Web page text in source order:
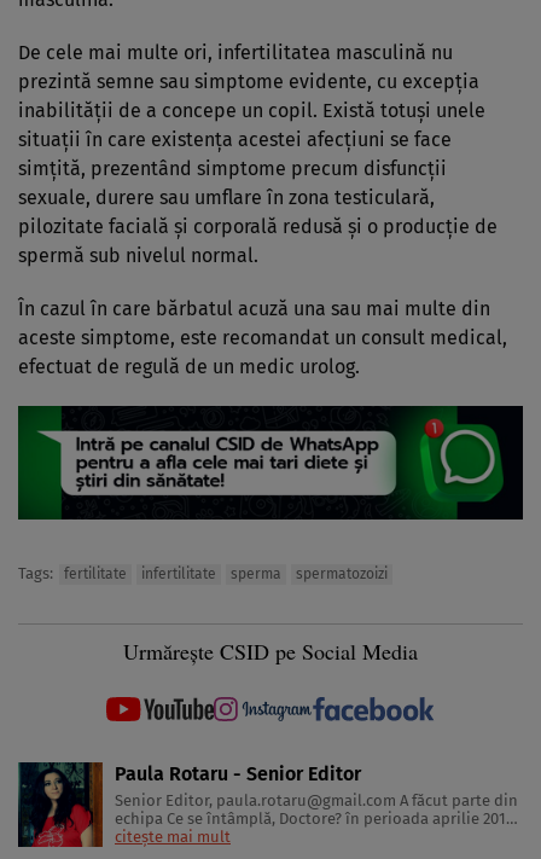
De cele mai multe ori, infertilitatea masculină nu
prezintă semne sau simptome evidente, cu excepţia
inabilităţii de a concepe un copil. Există totuşi unele
situaţii în care existenţa acestei afecţiuni se face
simţită, prezentând simptome precum disfuncţii
sexuale, durere sau umflare în zona testiculară,
pilozitate facială şi corporală redusă şi o producţie de
spermă sub nivelul normal.
În cazul în care bărbatul acuză una sau mai multe din
aceste simptome, este recomandat un consult medical,
efectuat de regulă de un medic urolog.
Tags: fertilitate infertilitate sperma spermatozoizi
Urmărește CSID pe Social Media
Paula Rotaru - Senior Editor
Senior Editor, paula.rotaru@gmail.com
echipa Ce se întâmplă, Doctore? în perioada aprilie 2013-
decembrie 2023. Articolele sale cuprind informații despre
citește mai mult